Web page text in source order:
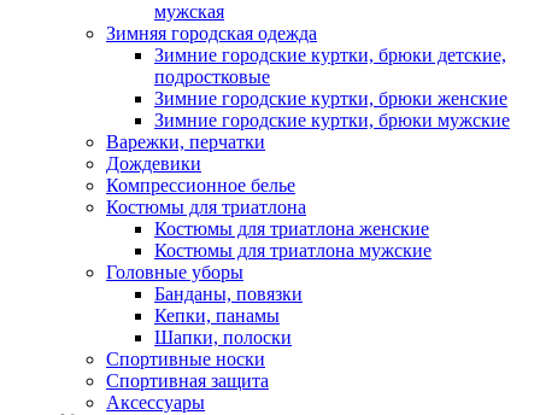
мужская
Зимняя городская одежда
Зимние городские куртки, брюки детские,
подростковые
Зимние городские куртки, брюки женские
Зимние городские куртки, брюки мужские
Варежки, перчатки
Дождевики
Компрессионное белье
Костюмы для триатлона
Костюмы для триатлона женские
Костюмы для триатлона мужские
Головные уборы
Банданы, повязки
Кепки, панамы
Шапки, полоски
Спортивные носки
Спортивная защита
Аксессуары